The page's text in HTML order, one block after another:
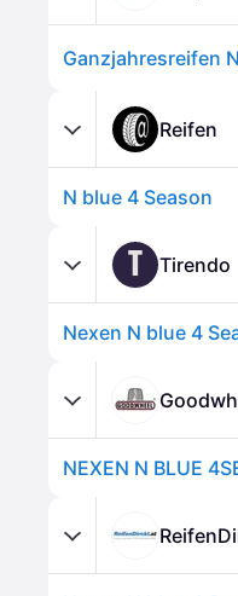
Ganzjahresreifen
Reifen
N blue 4 Season
T Tirendo
Nexen N blue 4
NEXEN N BLUE